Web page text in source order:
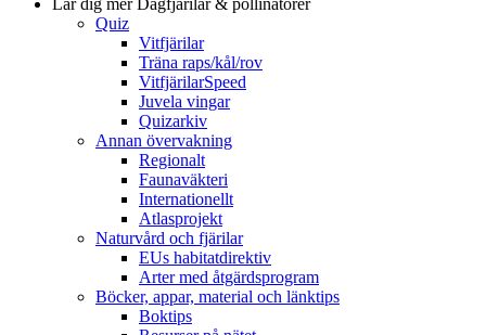
Quiz
Vitfjärilar
Träna raps/kål/rov
VitfjärilarSpeed
Juvela vingar
Quizarkiv
Annan övervakning
Regionalt
Faunaväkteri
Internationellt
Atlasprojekt
Naturvård och fjärilar
EUs habitatdirektiv
Arter med åtgärdsprogram
Böcker, appar, material och länktips
Boktips